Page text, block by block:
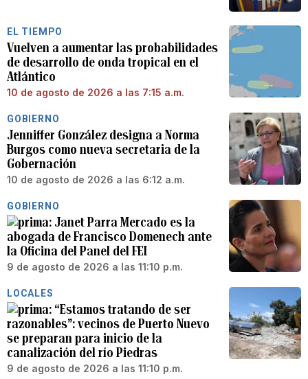
EL TIEMPO
Vuelven a aumentar las probabilidades
de desarrollo de onda tropical en el
Atlántico
10 de agosto de 2026 a las 7:15 a.m.
GOBIERNO
Jenniffer González designa a Norma
Burgos como nueva secretaria de la
Gobernación
10 de agosto de 2026 a las 6:12 a.m.
GOBIERNO
Janet Parra Mercado es la
abogada de Francisco Domenech ante
la Oficina del Panel del FEI
9 de agosto de 2026 a las 11:10 p.m.
LOCALES
“Estamos tratando de ser
razonables”: vecinos de Puerto Nuevo
se preparan para inicio de la
canalización del río Piedras
9 de agosto de 2026 a las 11:10 p.m.